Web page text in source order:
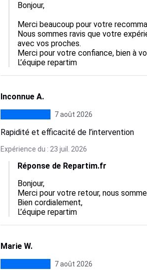
Bonjour,
Merci beaucoup pour votre
Nous sommes ravis que votre
avec vos proches.
Merci pour votre confiance, bien à
L’équipe repartim
Inconnue A.
7 août 2026
Rapidité et efficacité de l’intervention
Expérience du : 23 juil. 2026
Réponse de Repartim.fr
Bonjour,
Merci pour votre retour, nous
Bien cordialement,
L’équipe repartim
Marie W.
7 août 2026